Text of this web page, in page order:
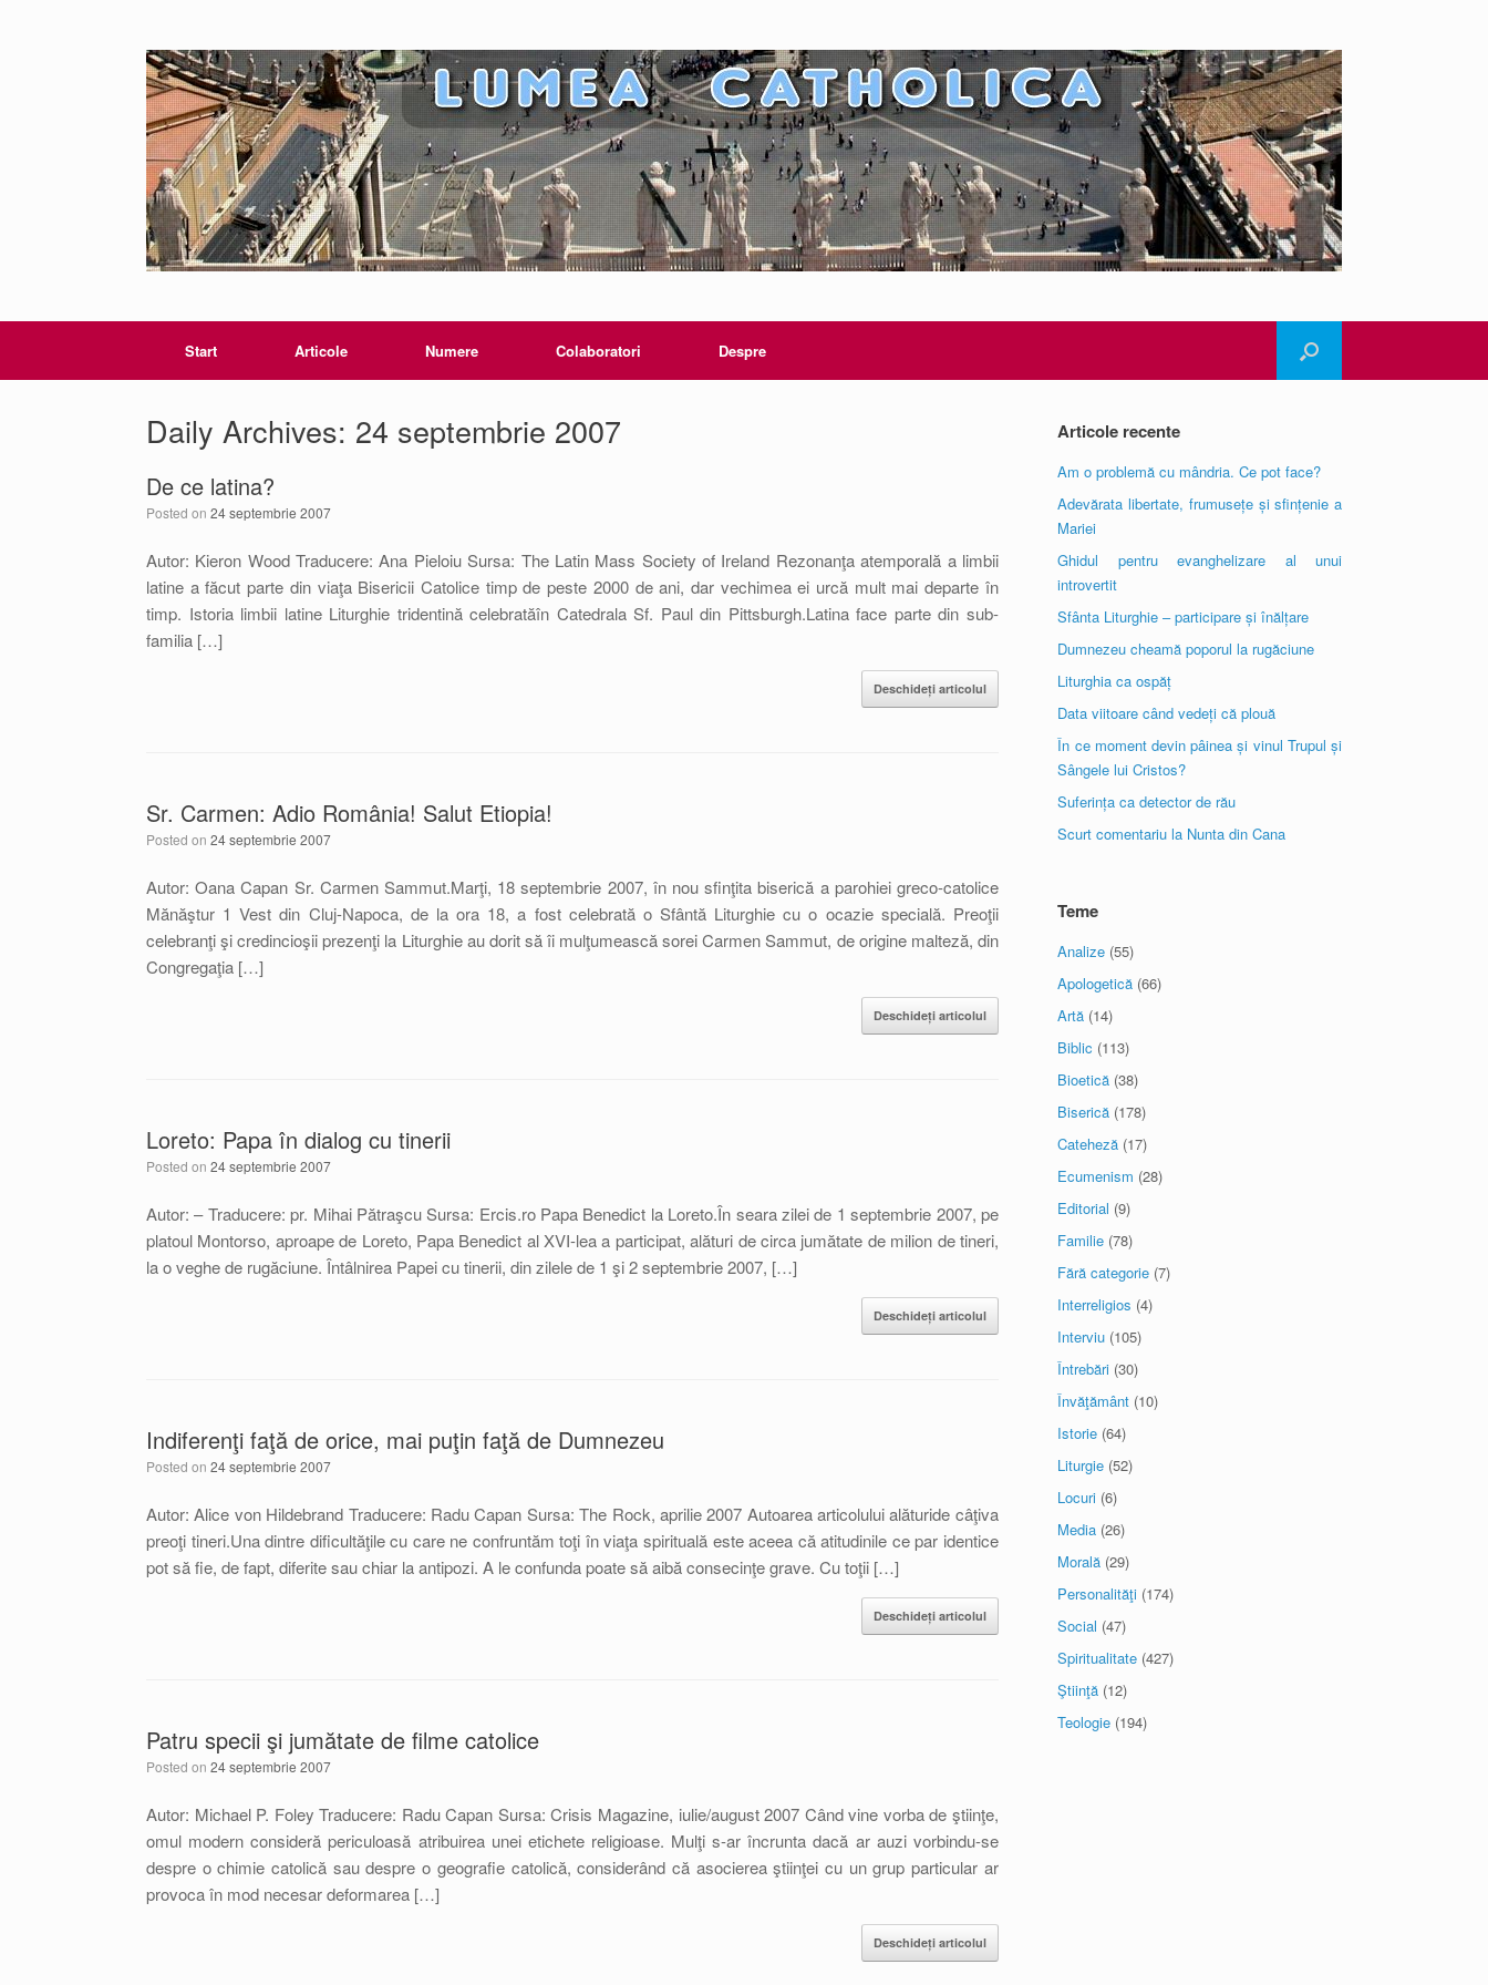
Start Articole Numere Colaboratori Despre
Daily Archives: 24 septembrie 2007
De ce latina?
Posted on 24 septembrie 2007
Autor: Kieron Wood Traducere: Ana Pieloiu Sursa: The Latin Mass Society of Ireland Rezonanţa atemporală a limbii
latine a făcut parte din viaţa Bisericii Catolice timp de peste 2000 de ani, dar vechimea ei urcă mult mai departe în
timp. Istoria limbii latine Liturghie tridentină celebratăîn Catedrala Sf. Paul din Pittsburgh.Latina face parte din sub-
familia […]
Deschideți articolul
Sr. Carmen: Adio România! Salut Etiopia!
Posted on 24 septembrie 2007
Autor: Oana Capan Sr. Carmen Sammut.Marţi, 18 septembrie 2007, în nou sfinţita biserică a parohiei greco-catolice
Mănăştur 1 Vest din Cluj-Napoca, de la ora 18, a fost celebrată o Sfântă Liturghie cu o ocazie specială. Preoţii
celebranţi şi credincioşii prezenţi la Liturghie au dorit să îi mulţumească sorei Carmen Sammut, de origine malteză, din
Congregaţia […]
Deschideți articolul
Loreto: Papa în dialog cu tinerii
Posted on 24 septembrie 2007
Autor: – Traducere: pr. Mihai Pătraşcu Sursa: Ercis.ro Papa Benedict la Loreto.În seara zilei de 1 septembrie 2007, pe
platoul Montorso, aproape de Loreto, Papa Benedict al XVI-lea a participat, alături de circa jumătate de milion de tineri,
la o veghe de rugăciune. Întâlnirea Papei cu tinerii, din zilele de 1 şi 2 septembrie 2007, […]
Deschideți articolul
Indiferenţi faţă de orice, mai puţin faţă de Dumnezeu
Posted on 24 septembrie 2007
Autor: Alice von Hildebrand Traducere: Radu Capan Sursa: The Rock, aprilie 2007 Autoarea articolului alăturide câţiva
preoţi tineri.Una dintre dificultăţile cu care ne confruntăm toţi în viaţa spirituală este aceea că atitudinile ce par identice
pot să fie, de fapt, diferite sau chiar la antipozi. A le confunda poate să aibă consecinţe grave. Cu toţii […]
Deschideți articolul
Patru specii şi jumătate de filme catolice
Posted on 24 septembrie 2007
Autor: Michael P. Foley Traducere: Radu Capan Sursa: Crisis Magazine, iulie/august 2007 Când vine vorba de ştiinţe,
omul modern consideră periculoasă atribuirea unei etichete religioase. Mulţi s-ar încrunta dacă ar auzi vorbindu-se
despre o chimie catolică sau despre o geografie catolică, considerând că asocierea ştiinţei cu un grup particular ar
provoca în mod necesar deformarea […]
Deschideți articolul
Articole recente
Am o problemă cu mândria. Ce pot face?
Adevărata libertate, frumusețe și sfințenie a
Mariei
Ghidul pentru evanghelizare al unui
introvertit
Sfânta Liturghie – participare și înălțare
Dumnezeu cheamă poporul la rugăciune
Liturghia ca ospăț
Data viitoare când vedeți că plouă
În ce moment devin pâinea și vinul Trupul și
Sângele lui Cristos?
Suferința ca detector de rău
Scurt comentariu la Nunta din Cana
Teme
Analize (55)
Apologetică (66)
Artă (14)
Biblic (113)
Bioetică (38)
Biserică (178)
Cateheză (17)
Ecumenism (28)
Editorial (9)
Familie (78)
Fără categorie (7)
Interreligios (4)
Interviu (105)
Întrebări (30)
Învăţământ (10)
Istorie (64)
Liturgie (52)
Locuri (6)
Media (26)
Morală (29)
Personalităţi (174)
Social (47)
Spiritualitate (427)
Ştiinţă (12)
Teologie (194)